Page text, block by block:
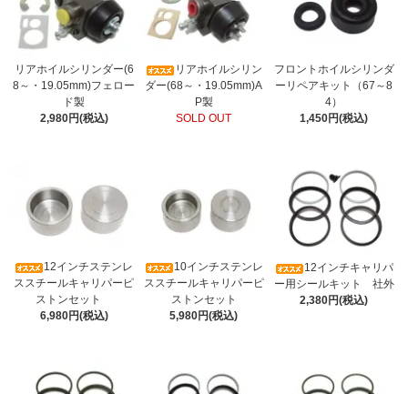
リアホイルシリンダー(6
8～・19.05mm)フェロー
ド製
2,980円(税込)
リアホイルシリン
ダー(68～・19.05mm)A
P製
SOLD OUT
フロントホイルシリンダ
ーリペアキット（67～8
4）
1,450円(税込)
12インチステンレ
ススチールキャリパーピ
ストンセット
6,980円(税込)
10インチステンレ
ススチールキャリパーピ
ストンセット
5,980円(税込)
12インチキャリパ
ー用シールキット 社外
2,380円(税込)